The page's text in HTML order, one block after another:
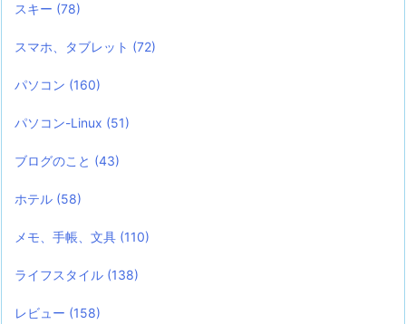
スキー (78)
スマホ、タブレット (72)
パソコン (160)
パソコン-Linux (51)
ブログのこと (43)
ホテル (58)
メモ、手帳、文具 (110)
ライフスタイル (138)
レビュー (158)